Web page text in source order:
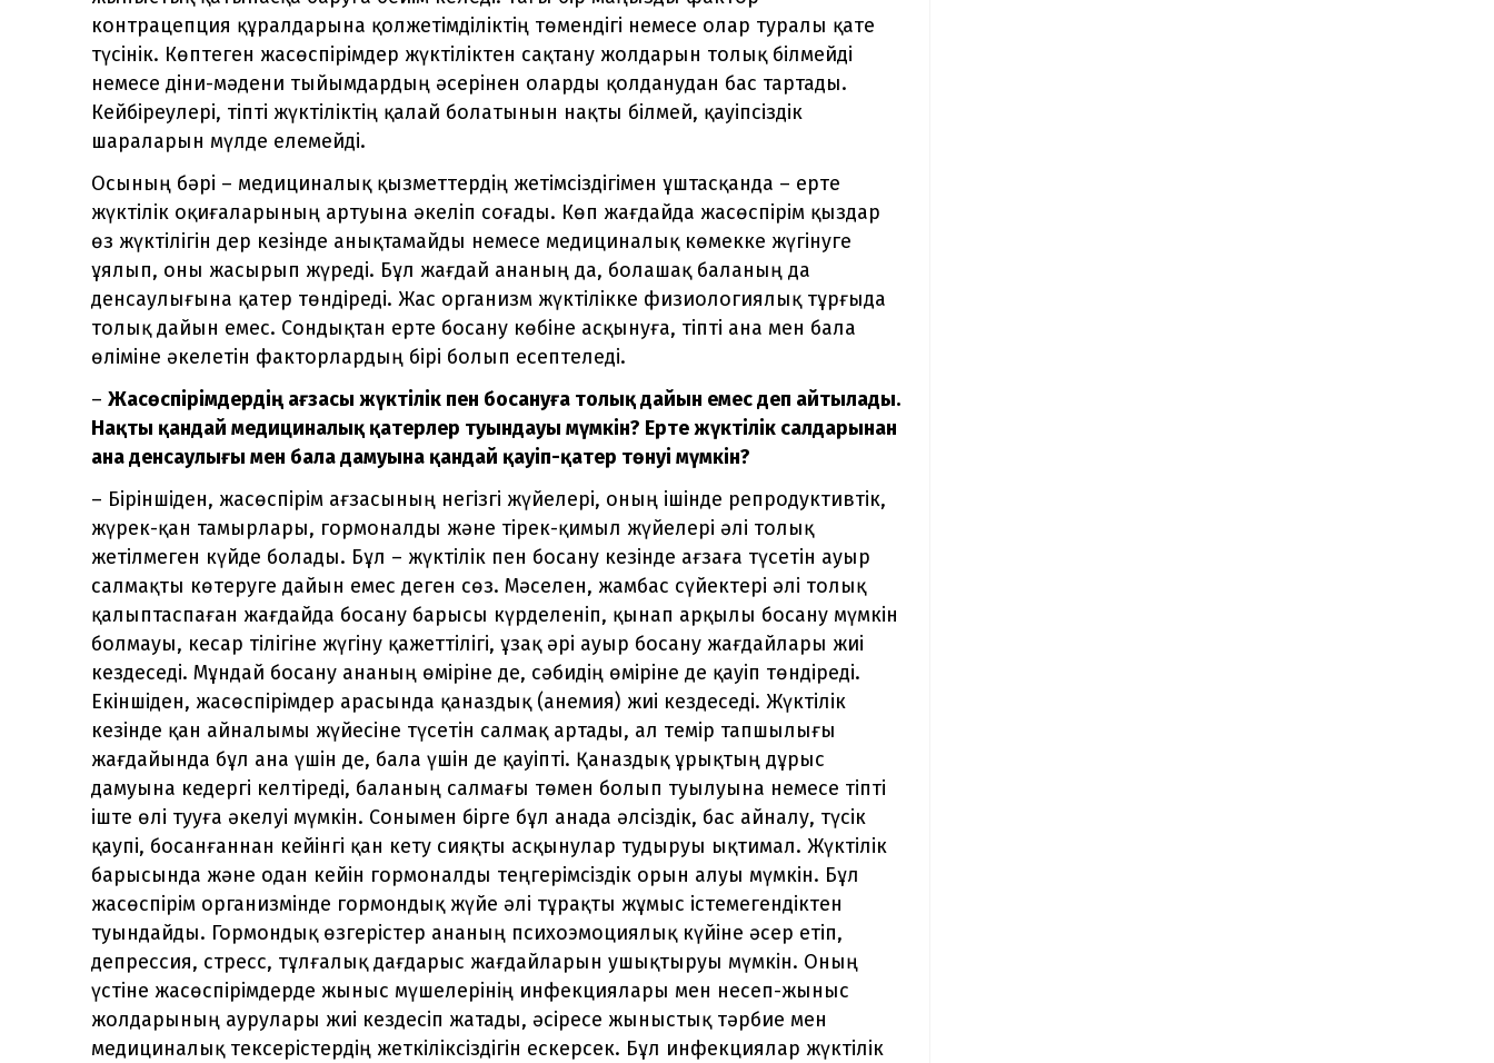
контрацепция құралдарына қолжетімділіктің төмендігі немесе олар туралы қате
түсінік. Көптеген жасөспірімдер жүктіліктен сақтану жолдарын толық білмейді
немесе діни-мәдени тыйымдардың әсерінен оларды қолданудан бас тартады.
Кейбіреулері, тіпті жүктіліктің қалай болатынын нақты білмей, қауіпсіздік
шараларын мүлде елемейді.
Осының бәрі – медициналық қызметтердің жетімсіздігімен ұштасқанда – ерте
жүктілік оқиғаларының артуына әкеліп соғады. Көп жағдайда жасөспірім қыздар
өз жүктілігін дер кезінде анықтамайды немесе медициналық көмекке жүгінуге
ұялып, оны жасырып жүреді. Бұл жағдай ананың да, болашақ баланың да
денсаулығына қатер төндіреді. Жас организм жүктілікке физиологиялық тұрғыда
толық дайын емес. Сондықтан ерте босану көбіне асқынуға, тіпті ана мен бала
өліміне әкелетін факторлардың бірі болып есептеледі.
– Жасөспірімдердің ағзасы жүктілік пен босануға толық дайын емес деп айтылады.
Нақты қандай медициналық қатерлер туындауы мүмкін? Ерте жүктілік салдарынан
ана денсаулығы мен бала дамуына қандай қауіп-қатер төнуі мүмкін?
– Біріншіден, жасөспірім ағзасының негізгі жүйелері, оның ішінде репродуктивтік,
жүрек-қан тамырлары, гормоналды және тірек-қимыл жүйелері әлі толық
жетілмеген күйде болады. Бұл – жүктілік пен босану кезінде ағзаға түсетін ауыр
салмақты көтеруге дайын емес деген сөз. Мәселен, жамбас сүйектері әлі толық
қалыптаспаған жағдайда босану барысы күрделеніп, қынап арқылы босану мүмкін
болмауы, кесар тілігіне жүгіну қажеттілігі, ұзақ әрі ауыр босану жағдайлары жиі
кездеседі. Мұндай босану ананың өміріне де, сәбидің өміріне де қауіп төндіреді.
Екіншіден, жасөспірімдер арасында қаназдық (анемия) жиі кездеседі. Жүктілік
кезінде қан айналымы жүйесіне түсетін салмақ артады, ал темір тапшылығы
жағдайында бұл ана үшін де, бала үшін де қауіпті. Қаназдық ұрықтың дұрыс
дамуына кедергі келтіреді, баланың салмағы төмен болып туылуына немесе тіпті
іште өлі тууға әкелуі мүмкін. Сонымен бірге бұл анада әлсіздік, бас айналу, түсік
қаупі, босанғаннан кейінгі қан кету сияқты асқынулар тудыруы ықтимал. Жүктілік
барысында және одан кейін гормоналды теңгерімсіздік орын алуы мүмкін. Бұл
жасөспірім организмінде гормондық жүйе әлі тұрақты жұмыс істемегендіктен
туындайды. Гормондық өзгерістер ананың психоэмоциялық күйіне әсер етіп,
депрессия, стресс, тұлғалық дағдарыс жағдайларын ушықтыруы мүмкін. Оның
үстіне жасөспірімдерде жыныс мүшелерінің инфекциялары мен несеп-жыныс
жолдарының аурулары жиі кездесіп жатады, әсіресе жыныстық тәрбие мен
медициналық тексерістердің жеткіліксіздігін ескерсек. Бұл инфекциялар жүктілік